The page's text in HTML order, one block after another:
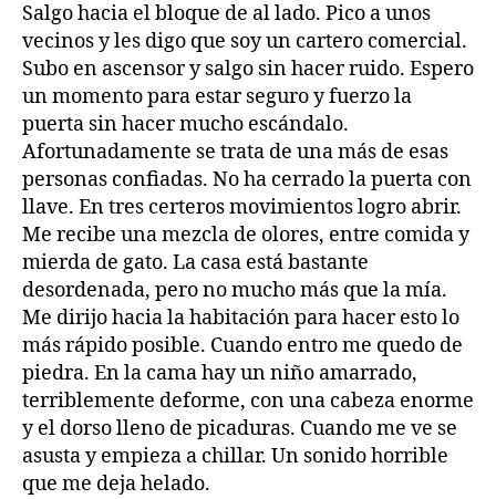
Salgo hacia el bloque de al lado. Pico a unos
vecinos y les digo que soy un cartero comercial.
Subo en ascensor y salgo sin hacer ruido. Espero
un momento para estar seguro y fuerzo la
puerta sin hacer mucho escándalo.
Afortunadamente se trata de una más de esas
personas confiadas. No ha cerrado la puerta con
llave. En tres certeros movimientos logro abrir.
Me recibe una mezcla de olores, entre comida y
mierda de gato. La casa está bastante
desordenada, pero no mucho más que la mía.
Me dirijo hacia la habitación para hacer esto lo
más rápido posible. Cuando entro me quedo de
piedra. En la cama hay un niño amarrado,
terriblemente deforme, con una cabeza enorme
y el dorso lleno de picaduras. Cuando me ve se
asusta y empieza a chillar. Un sonido horrible
que me deja helado.